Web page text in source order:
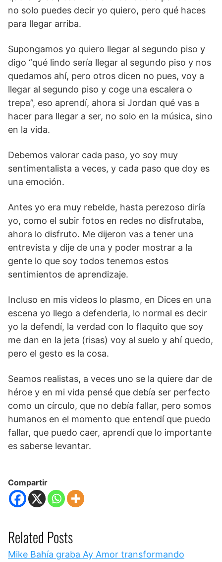
no solo puedes decir yo quiero, pero qué haces
para llegar arriba.
Supongamos yo quiero llegar al segundo piso y
digo “qué lindo sería llegar al segundo piso y nos
quedamos ahí, pero otros dicen no pues, voy a
llegar al segundo piso y coge una escalera o
trepa”, eso aprendí, ahora si Jordan qué vas a
hacer para llegar a ser, no solo en la música, sino
en la vida.
Debemos valorar cada paso, yo soy muy
sentimentalista a veces, y cada paso que doy es
una emoción.
Antes yo era muy rebelde, hasta perezoso diría
yo, como el subir fotos en redes no disfrutaba,
ahora lo disfruto. Me dijeron vas a tener una
entrevista y dije de una y poder mostrar a la
gente lo que soy todos tenemos estos
sentimientos de aprendizaje.
Incluso en mis videos lo plasmo, en Dices en una
escena yo llego a defenderla, lo normal es decir
yo la defendí, la verdad con lo flaquito que soy
me dan en la jeta (risas) voy al suelo y ahí quedo,
pero el gesto es la cosa.
Seamos realistas, a veces uno se la quiere dar de
héroe y en mi vida pensé que debía ser perfecto
como un círculo, que no debía fallar, pero somos
humanos en el momento que entendí que puedo
fallar, que puedo caer, aprendí que lo importante
es saberse levantar.
Compartir
Related Posts
Mike Bahía graba Ay Amor transformando